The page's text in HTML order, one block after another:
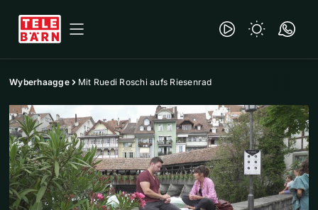
Wyberhaagge Mit Ruedi Roschi aufs Riesenrad